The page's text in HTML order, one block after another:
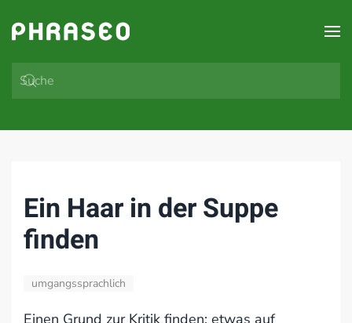
Zum Hauptinhalt springen
Ein Haar in der Suppe
finden
umgangssprachlich
Einen Grund zur Kritik finden; etwas auf